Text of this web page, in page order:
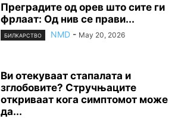
Преградите од орев што сите ги
фрлаат: Од нив се прави...
БИЛКАРСТВО NMD - May 20, 2026
Ви отекуваат стапалата и
зглобовите? Стручњаците
откриваат кога симптомот може
да...